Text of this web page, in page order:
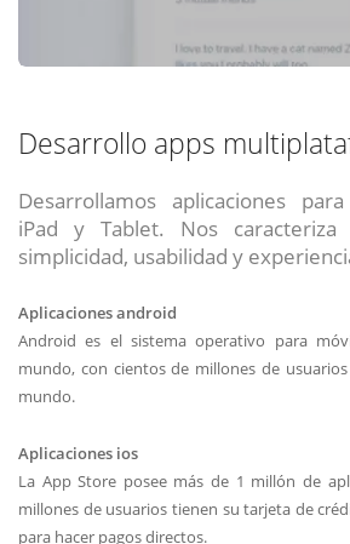
Desarrollo apps
Desarrollamos aplicaciones
iPad y Tablet. Nos
simplicidad, usabilidad y
Aplicaciones android
Android es el sistema operativo para
mundo, con cientos de millones de
mundo.
Aplicaciones ios
La App Store posee más de 1 millón de
millones de usuarios tienen su tarjeta de
para hacer pagos directos.